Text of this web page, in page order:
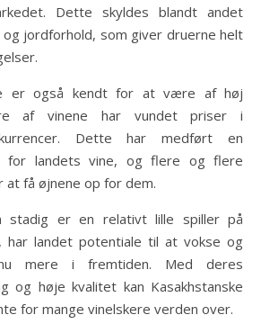
Dette skyldes blandt andet
og jordforhold, som giver druerne helt
er også kendt for at være af høj
af vinene har vundet priser i
Dette har medført en
for landets vine, og flere og flere
at få øjnene op for dem.
stadig er en relativt lille spiller på
har landet potentiale til at vokse og
mere i fremtiden. Med deres
og høje kvalitet kan Kasakhstanske
for mange vinelskere verden over.